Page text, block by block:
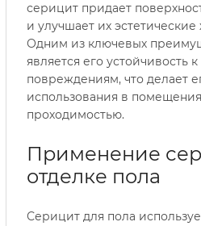
серицит придает
и улучшает их эстетические
Одним из ключевых
является его устойчивость
повреждениям, что делает
использования в
проходимостью.
Применение
отделке пола
Серицит для пола